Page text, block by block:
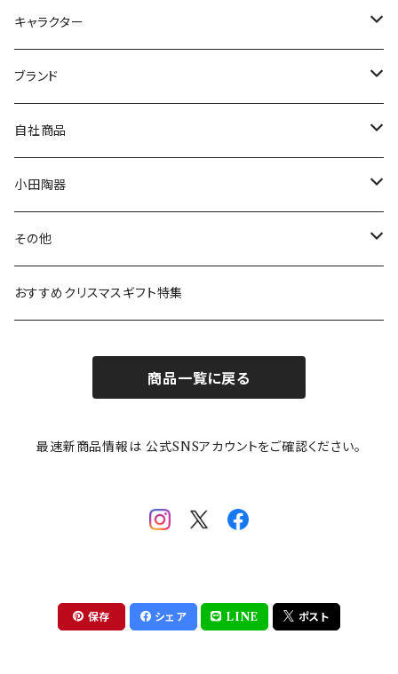
九谷焼
マグ＆カップ
プレート
ボウル
ガラスウェア
カトラリー
キャラクター
ムーミン
80th記念アイテム
リトルミイの日記念アイテム
MOOMIN ANIMATION
スヌーピー
ピーターラビット
ポケットモンスター
mofusand（モフサンド）
mofsand×日比谷花壇
ちびまる子ちゃんandクレヨンしんちゃん
ブランド
LA AMYS(エミーズ)
LISA LARSON(リサラーソン)
LAURA ASHLEY(ローラ アシュレイ)
Finlayson(フィンレイソン)
HANAE MORI(ハナエモリ)
THE BEATLES(ザ・ビートルズ)
【山加商店×yaeko】migratory bird
自社商品
ねこ企画
Cecera(セセラ)
CELEC(セレック)
隅切り重箱
HAPPY DINING(ハッピーダイニング)
小田陶器
さざなみ
吉祥
メイメイウェア
SoSo(ソソ）
その他
リサイクル食器
おすすめクリスマスギフト特集
商品一覧に戻る
最速新商品情報は 公式SNSアカウントをご確認ください。
保存 シェア LINE ポスト